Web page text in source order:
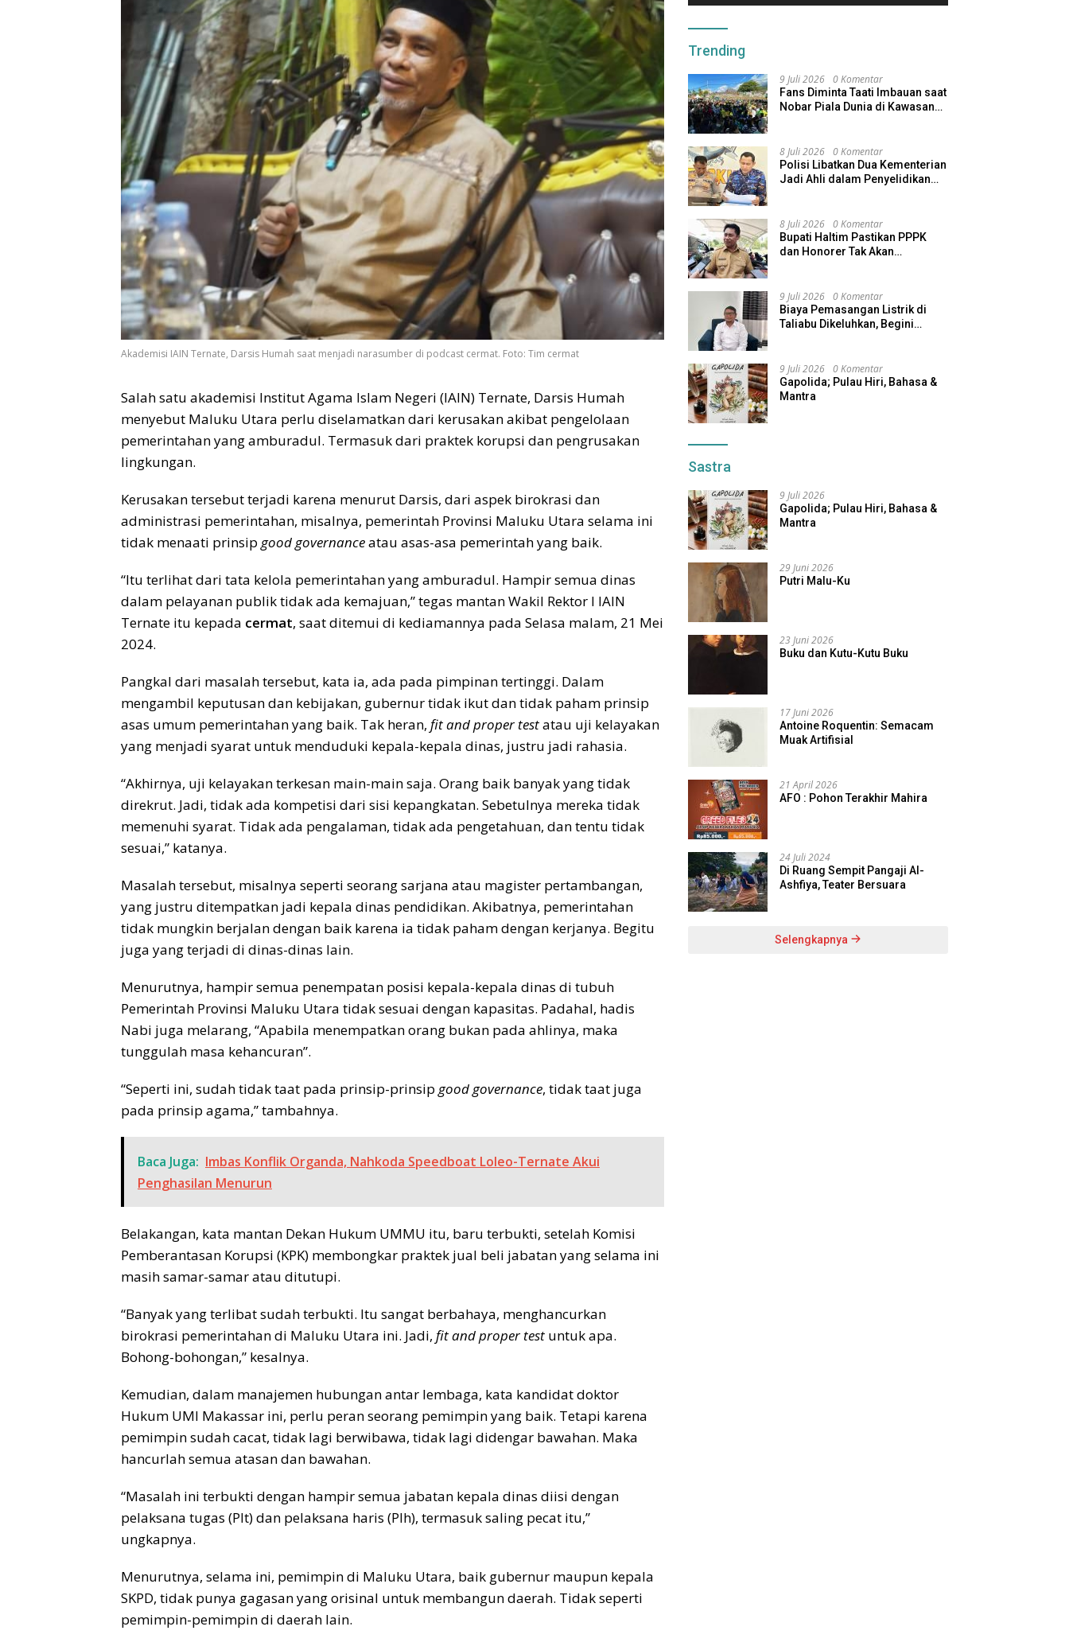
Akademisi IAIN Ternate, Darsis Humah saat menjadi narasumber di podcast cermat. Foto: Tim cermat
Salah satu akademisi Institut Agama Islam Negeri (IAIN) Ternate, Darsis Humah
menyebut Maluku Utara perlu diselamatkan dari kerusakan akibat pengelolaan
pemerintahan yang amburadul. Termasuk dari praktek korupsi dan pengrusakan
lingkungan.
Kerusakan tersebut terjadi karena menurut Darsis, dari aspek birokrasi dan
administrasi pemerintahan, misalnya, pemerintah Provinsi Maluku Utara selama ini
tidak menaati prinsip good governanceatau asas-asa pemerintah yang baik.
“Itu terlihat dari tata kelola pemerintahan yang amburadul. Hampir semua dinas
dalam pelayanan publik tidak ada kemajuan,” tegas mantan Wakil Rektor I IAIN
Ternate itu kepada cermat, saat ditemui di kediamannya pada Selasa malam, 21 Mei
2024.
Pangkal dari masalah tersebut, kata ia, ada pada pimpinan tertinggi. Dalam
mengambil keputusan dan kebijakan, gubernur tidak ikut dan tidak paham prinsip
asas umum pemerintahan yang baik. Tak heran, fit and proper testatau uji kelayakan
yang menjadi syarat untuk menduduki kepala-kepala dinas, justru jadi rahasia.
“Akhirnya, uji kelayakan terkesan main-main saja. Orang baik banyak yang tidak
direkrut. Jadi, tidak ada kompetisi dari sisi kepangkatan. Sebetulnya mereka tidak
memenuhi syarat. Tidak ada pengalaman, tidak ada pengetahuan, dan tentu tidak
sesuai,” katanya.
Masalah tersebut, misalnya seperti seorang sarjana atau magister pertambangan,
yang justru ditempatkan jadi kepala dinas pendidikan. Akibatnya, pemerintahan
tidak mungkin berjalan dengan baik karena ia tidak paham dengan kerjanya. Begitu
juga yang terjadi di dinas-dinas lain.
Menurutnya, hampir semua penempatan posisi kepala-kepala dinas di tubuh
Pemerintah Provinsi Maluku Utara tidak sesuai dengan kapasitas. Padahal, hadis
Nabi juga melarang, “Apabila menempatkan orang bukan pada ahlinya, maka
tunggulah masa kehancuran”.
“Seperti ini, sudah tidak taat pada prinsip-prinsip good governance, tidak taat juga
pada prinsip agama,” tambahnya.
Baca Juga: Imbas Konflik Organda, Nahkoda Speedboat Loleo-Ternate Akui
Penghasilan Menurun
Belakangan, kata mantan Dekan Hukum UMMU itu, baru terbukti, setelah Komisi
Pemberantasan Korupsi (KPK) membongkar praktek jual beli jabatan yang selama ini
masih samar-samar atau ditutupi.
“Banyak yang terlibat sudah terbukti. Itu sangat berbahaya, menghancurkan
birokrasi pemerintahan di Maluku Utara ini. Jadi, fit and proper test untuk apa.
Bohong-bohongan,” kesalnya.
Kemudian, dalam manajemen hubungan antar lembaga, kata kandidat doktor
Hukum UMI Makassar ini, perlu peran seorang pemimpin yang baik. Tetapi karena
pemimpin sudah cacat, tidak lagi berwibawa, tidak lagi didengar bawahan. Maka
hancurlah semua atasan dan bawahan.
“Masalah ini terbukti dengan hampir semua jabatan kepala dinas diisi dengan
pelaksana tugas (Plt) dan pelaksana haris (Plh), termasuk saling pecat itu,”
ungkapnya.
Menurutnya, selama ini, pemimpin di Maluku Utara, baik gubernur maupun kepala
SKPD, tidak punya gagasan yang orisinal untuk membangun daerah. Tidak seperti
pemimpin-pemimpin di daerah lain.
Trending
9 Juli 2026 0 Komentar
Fans Diminta Taati Imbauan saat
Nobar Piala Dunia di Kawasan
8 Juli 2026 0 Komentar
Polisi Libatkan Dua Kementerian
Jadi Ahli dalam Penyelidikan
8 Juli 2026 0 Komentar
Bupati Haltim Pastikan PPPK
dan Honorer Tak Akan
9 Juli 2026 0 Komentar
Biaya Pemasangan Listrik di
Taliabu Dikeluhkan, Begini
9 Juli 2026 0 Komentar
Gapolida; Pulau Hiri, Bahasa &
Mantra
Sastra
9 Juli 2026
Gapolida; Pulau Hiri, Bahasa &
Mantra
29 Juni 2026
Putri Malu-Ku
23 Juni 2026
Buku dan Kutu-Kutu Buku
17 Juni 2026
Antoine Roquentin: Semacam
Muak Artifisial
21 April 2026
AFO : Pohon Terakhir Mahira
24 Juli 2024
Di Ruang Sempit Pangaji Al-
Ashfiya, Teater Bersuara
Selengkapnya